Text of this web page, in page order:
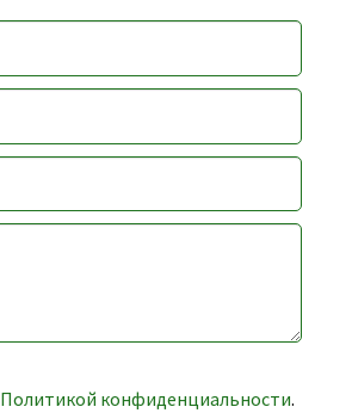
Политикой конфиденциальности.